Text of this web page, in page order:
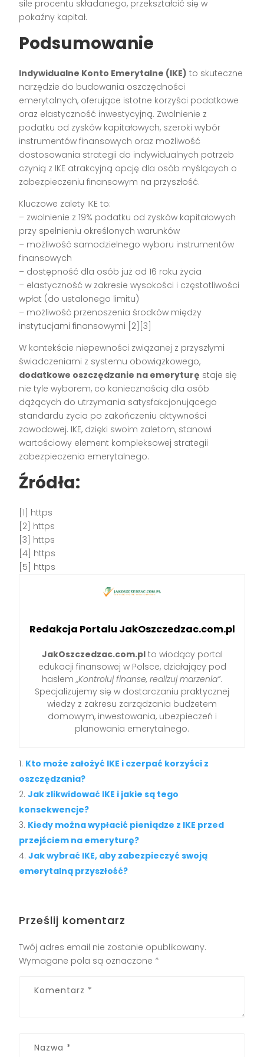
sile procentu składanego, przekształcić się w
pokaźny kapitał.
Podsumowanie
Indywidualne Konto Emerytalne (IKE) to skuteczne
narzędzie do budowania oszczędności
emerytalnych, oferujące istotne korzyści podatkowe
oraz elastyczność inwestycyjną. Zwolnienie z
podatku od zysków kapitałowych, szeroki wybór
instrumentów finansowych oraz możliwość
dostosowania strategii do indywidualnych potrzeb
czynią z IKE atrakcyjną opcję dla osób myślących o
zabezpieczeniu finansowym na przyszłość.
Kluczowe zalety IKE to:
– zwolnienie z 19% podatku od zysków kapitałowych
przy spełnieniu określonych warunków
– możliwość samodzielnego wyboru instrumentów
finansowych
– dostępność dla osób już od 16 roku życia
– elastyczność w zakresie wysokości i częstotliwości
wpłat (do ustalonego limitu)
– możliwość przenoszenia środków między
instytucjami finansowymi [2][3]
W kontekście niepewności związanej z przyszłymi
świadczeniami z systemu obowiązkowego,
dodatkowe oszczędzanie na emeryturę staje się
nie tyle wyborem, co koniecznością dla osób
dążących do utrzymania satysfakcjonującego
standardu życia po zakończeniu aktywności
zawodowej. IKE, dzięki swoim zaletom, stanowi
wartościowy element kompleksowej strategii
zabezpieczenia emerytalnego.
Źródła:
[1] https
[2] https
[3] https
[4] https
[5] https
Redakcja Portalu JakOszczedzac.com.pl
JakOszczedzac.com.plto wiodący portal
edukacji finansowej w Polsce, działający pod
hasłem „Kontroluj finanse, realizuj marzenia”.
Specjalizujemy się w dostarczaniu praktycznej
wiedzy z zakresu zarządzania budżetem
domowym, inwestowania, ubezpieczeń i
planowania emerytalnego.
Kto może założyć IKE i czerpać korzyści z
oszczędzania?
Jak zlikwidować IKE i jakie są tego
konsekwencje?
Kiedy można wypłacić pieniądze z IKE przed
przejściem na emeryturę?
Jak wybrać IKE, aby zabezpieczyć swoją
emerytalną przyszłość?
Prześlij komentarz
Twój adres email nie zostanie opublikowany.
Wymagane pola są oznaczone *